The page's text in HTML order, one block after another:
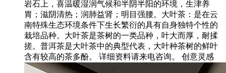
岩石上，喜温暖湿润气候和半阴半阳的环境，生津养
胃；滋阴清热；润肺益肾；明目强腰。大叶茶：是在云
南特殊生态环境条件下生长繁衍的具有自身独特个性的
栽培品种。大叶茶是茶树的一类品种，叶大而厚，耐揉
搓。普洱茶是大叶茶中的典型代表，大叶种茶树的鲜叶
含有较高的茶多酚。 详细资料请来电咨询。 创意灵感